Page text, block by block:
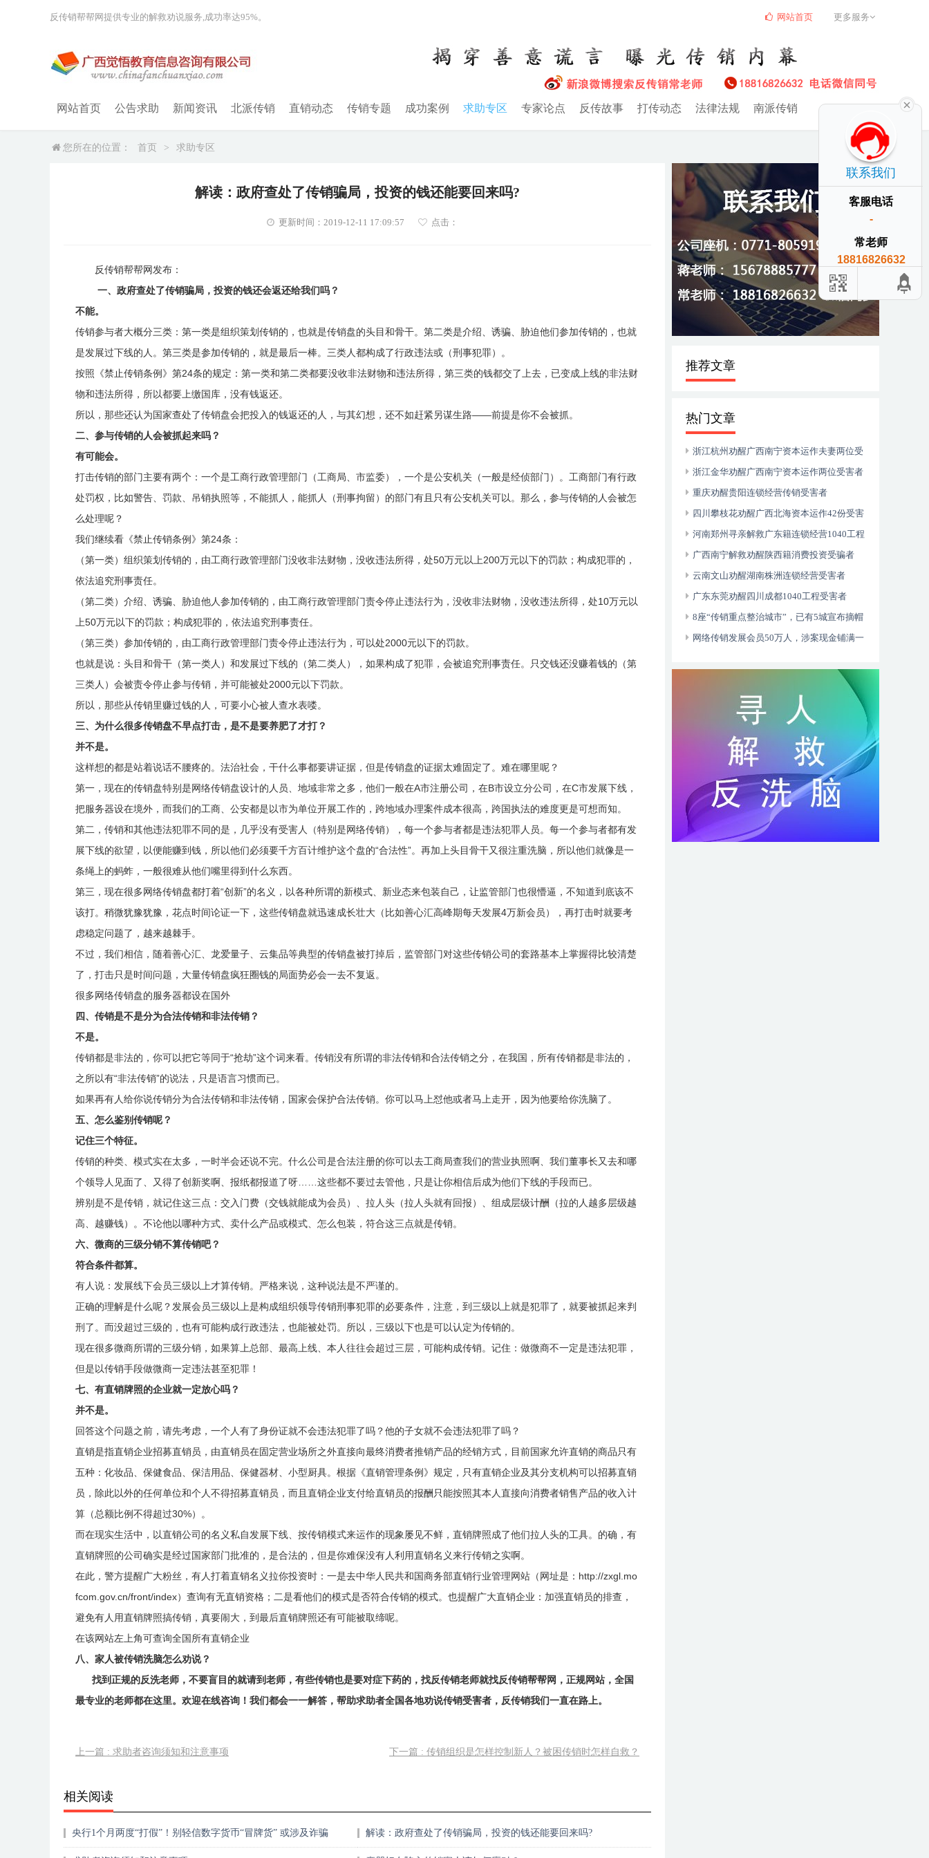
网站首页 公告求助 新闻资讯 北派传销 直销动态 传销专题 成功案例 求助专区 专家论点 反传故事 打传动态 法律法规 南派传销
网站首页 更多服务
反传销帮帮网提供专业的解救劝说服务,成功率达95%。
您所在的位置： 首页 > 求助专区
解读：政府查处了传销骗局，投资的钱还能要回来吗?
更新时间：2019-12-11 17:09:57 点击：
反传销帮帮网发布：
一、政府查处了传销骗局，投资的钱还会返还给我们吗？
不能。
传销参与者大概分三类：第一类是组织策划传销的，也就是传销盘的头目和骨干。第二类是介绍、诱骗、胁迫他们参加传销的，也就
是发展过下线的人。第三类是参加传销的，就是最后一棒。三类人都构成了行政违法或（刑事犯罪）。
按照《禁止传销条例》第24条的规定：第一类和第二类都要没收非法财物和违法所得，第三类的钱都交了上去，已变成上线的非法财
物和违法所得，所以都要上缴国库，没有钱返还。
所以，那些还认为国家查处了传销盘会把投入的钱返还的人，与其幻想，还不如赶紧另谋生路——前提是你不会被抓。
二、参与传销的人会被抓起来吗？
有可能会。
打击传销的部门主要有两个：一个是工商行政管理部门（工商局、市监委），一个是公安机关（一般是经侦部门）。工商部门有行政
处罚权，比如警告、罚款、吊销执照等，不能抓人，能抓人（刑事拘留）的部门有且只有公安机关可以。那么，参与传销的人会被怎
么处理呢？
我们继续看《禁止传销条例》第24条：
（第一类）组织策划传销的，由工商行政管理部门没收非法财物，没收违法所得，处50万元以上200万元以下的罚款；构成犯罪的，
依法追究刑事责任。
（第二类）介绍、诱骗、胁迫他人参加传销的，由工商行政管理部门责令停止违法行为，没收非法财物，没收违法所得，处10万元以
上50万元以下的罚款；构成犯罪的，依法追究刑事责任。
（第三类）参加传销的，由工商行政管理部门责令停止违法行为，可以处2000元以下的罚款。
也就是说：头目和骨干（第一类人）和发展过下线的（第二类人），如果构成了犯罪，会被追究刑事责任。只交钱还没赚着钱的（第
三类人）会被责令停止参与传销，并可能被处2000元以下罚款。
所以，那些从传销里赚过钱的人，可要小心被人查水表喽。
三、为什么很多传销盘不早点打击，是不是要养肥了才打？
并不是。
这样想的都是站着说话不腰疼的。法治社会，干什么事都要讲证据，但是传销盘的证据太难固定了。难在哪里呢？
第一，现在的传销盘特别是网络传销盘设计的人员、地域非常之多，他们一般在A市注册公司，在B市设立分公司，在C市发展下线，
把服务器设在境外，而我们的工商、公安都是以市为单位开展工作的，跨地域办理案件成本很高，跨国执法的难度更是可想而知。
第二，传销和其他违法犯罪不同的是，几乎没有受害人（特别是网络传销），每一个参与者都是违法犯罪人员。每一个参与者都有发
展下线的欲望，以便能赚到钱，所以他们必须要千方百计维护这个盘的“合法性”。再加上头目骨干又很注重洗脑，所以他们就像是一
条绳上的蚂蚱，一般很难从他们嘴里得到什么东西。
第三，现在很多网络传销盘都打着“创新”的名义，以各种所谓的新模式、新业态来包装自己，让监管部门也很懵逼，不知道到底该不
该打。稍微犹豫犹豫，花点时间论证一下，这些传销盘就迅速成长壮大（比如善心汇高峰期每天发展4万新会员），再打击时就要考
虑稳定问题了，越来越棘手。
不过，我们相信，随着善心汇、龙爱量子、云集品等典型的传销盘被打掉后，监管部门对这些传销公司的套路基本上掌握得比较清楚
了，打击只是时间问题，大量传销盘疯狂圈钱的局面势必会一去不复返。
很多网络传销盘的服务器都设在国外
四、传销是不是分为合法传销和非法传销？
不是。
传销都是非法的，你可以把它等同于“抢劫”这个词来看。传销没有所谓的非法传销和合法传销之分，在我国，所有传销都是非法的，
之所以有“非法传销”的说法，只是语言习惯而已。
如果再有人给你说传销分为合法传销和非法传销，国家会保护合法传销。你可以马上怼他或者马上走开，因为他要给你洗脑了。
五、怎么鉴别传销呢？
记住三个特征。
传销的种类、模式实在太多，一时半会还说不完。什么公司是合法注册的你可以去工商局查我们的营业执照啊、我们董事长又去和哪
个领导人见面了、又得了创新奖啊、报纸都报道了呀……这些都不要过去管他，只是让你相信后成为他们下线的手段而已。
辨别是不是传销，就记住这三点：交入门费（交钱就能成为会员）、拉人头（拉人头就有回报）、组成层级计酬（拉的人越多层级越
高、越赚钱）。不论他以哪种方式、卖什么产品或模式、怎么包装，符合这三点就是传销。
六、微商的三级分销不算传销吧？
符合条件都算。
有人说：发展线下会员三级以上才算传销。严格来说，这种说法是不严谨的。
正确的理解是什么呢？发展会员三级以上是构成组织领导传销刑事犯罪的必要条件，注意，到三级以上就是犯罪了，就要被抓起来判
刑了。而没超过三级的，也有可能构成行政违法，也能被处罚。所以，三级以下也是可以认定为传销的。
现在很多微商所谓的三级分销，如果算上总部、最高上线、本人往往会超过三层，可能构成传销。记住：做微商不一定是违法犯罪，
但是以传销手段做微商一定违法甚至犯罪！
七、有直销牌照的企业就一定放心吗？
并不是。
回答这个问题之前，请先考虑，一个人有了身份证就不会违法犯罪了吗？他的子女就不会违法犯罪了吗？
直销是指直销企业招募直销员，由直销员在固定营业场所之外直接向最终消费者推销产品的经销方式，目前国家允许直销的商品只有
五种：化妆品、保健食品、保洁用品、保健器材、小型厨具。根据《直销管理条例》规定，只有直销企业及其分支机构可以招募直销
员，除此以外的任何单位和个人不得招募直销员，而且直销企业支付给直销员的报酬只能按照其本人直接向消费者销售产品的收入计
算（总额比例不得超过30%）。
而在现实生活中，以直销公司的名义私自发展下线、按传销模式来运作的现象屡见不鲜，直销牌照成了他们拉人头的工具。的确，有
直销牌照的公司确实是经过国家部门批准的，是合法的，但是你难保没有人利用直销名义来行传销之实啊。
在此，警方提醒广大粉丝，有人打着直销名义拉你投资时：一是去中华人民共和国商务部直销行业管理网站（网址是：http://zxgl.mo
fcom.gov.cn/front/index）查询有无直销资格；二是看他们的模式是否符合传销的模式。也提醒广大直销企业：加强直销员的排查，
避免有人用直销牌照搞传销，真要闹大，到最后直销牌照还有可能被取缔呢。
在该网站左上角可查询全国所有直销企业
八、家人被传销洗脑怎么劝说？
找到正规的反洗老师，不要盲目的就请到老师，有些传销也是要对症下药的，找反传销老师就找反传销帮帮网，正规网站，全国
最专业的老师都在这里。欢迎在线咨询！我们都会一一解答，帮助求助者全国各地劝说传销受害者，反传销我们一直在路上。
上一篇 : 求助者咨询须知和注意事项 下一篇 : 传销组织是怎样控制新人？被困传销时怎样自救？
相关阅读
央行1个月两度“打假”！别轻信数字货币“冒牌货” 或涉及诈骗
解读：政府查处了传销骗局，投资的钱还能要回来吗?
推荐文章
热门文章
浙江杭州劝醒广西南宁资本运作夫妻两位受
害者
浙江金华劝醒广西南宁资本运作两位受害者
重庆劝醒贵阳连锁经营传销受害者
四川攀枝花劝醒广西北海资本运作42份受害
者河南郑州寻亲解救广东籍连锁经营1040工程
受害者
广西南宁解救劝醒陕西籍消费投资受骗者
云南文山劝醒湖南株洲连锁经营受害者
广东东莞劝醒四川成都1040工程受害者
8座“传销重点整治城市”，已有5城宣布摘帽
网络传销发展会员50万人，涉案现金铺满一
联系我们
客服电话
-
常老师
18816826632